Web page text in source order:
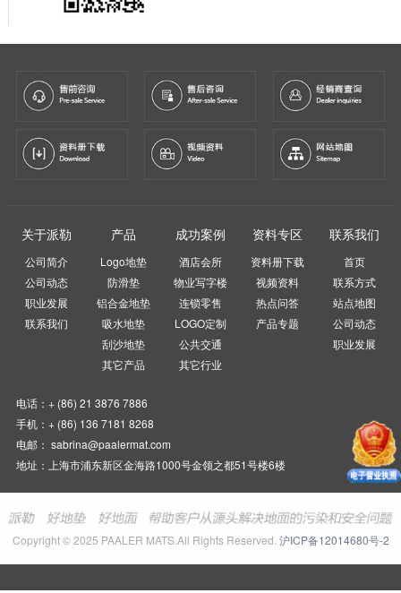
关于派勒
公司简介
公司动态
职业发展
联系我们
产品
Logo地垫
防滑垫
铝合金地垫
吸水地垫
刮沙地垫
其它产品
成功案例
酒店会所
物业写字楼
连锁零售
LOGO定制
公共交通
其它行业
资料专区
资料册下载
视频资料
热点问答
产品专题
联系我们
首页
联系方式
站点地图
公司动态
职业发展
电话：+ (86) 21 3876 7886
手机：+ (86) 136 7181 8268
电邮： sabrina@paalermat.com
地址：上海市浦东新区金海路1000号金领之都51号楼6楼
Copyright © 2025 PAALER MATS.All Rights Reserved. 沪ICP备12014680号-2